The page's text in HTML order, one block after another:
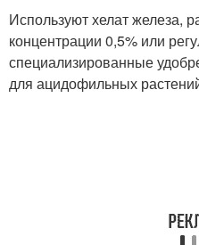
Используют хелат железа,
концентрации 0,5% или
специализированные
для ацидофильных